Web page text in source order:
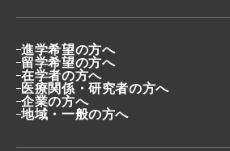
進学希望の方へ
留学希望の方へ
在学者の方へ
医療関係・研究者の方へ
企業の方へ
地域・一般の方へ